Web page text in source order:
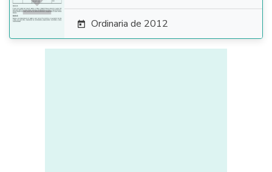
 Ordinaria de 2012